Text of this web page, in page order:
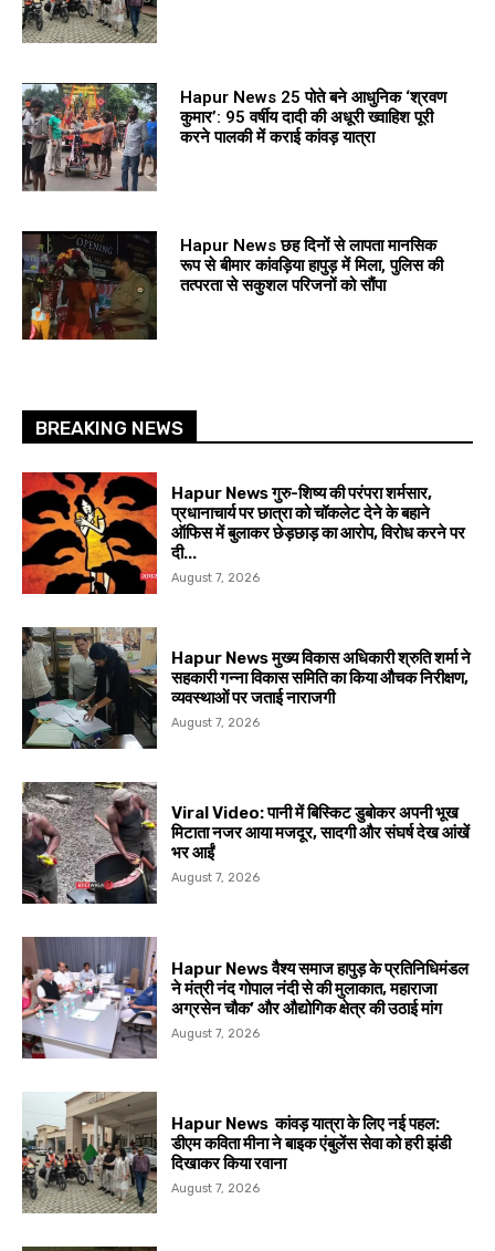
Hapur News 25 पोते बने आधुनिक ‘श्रवण
कुमार’: 95 वर्षीय दादी की अधूरी ख्वाहिश पूरी
करने पालकी में कराई कांवड़ यात्रा
Hapur News छह दिनों से लापता मानसिक
रूप से बीमार कांवड़िया हापुड़ में मिला, पुलिस की
तत्परता से सकुशल परिजनों को सौंपा
BREAKING NEWS
Hapur News गुरु-शिष्य की परंपरा शर्मसार,
प्रधानाचार्य पर छात्रा को चॉकलेट देने के बहाने
ऑफिस में बुलाकर छेड़छाड़ का आरोप, विरोध करने पर
दी...
August 7, 2026
Hapur News मुख्य विकास अधिकारी श्रुति शर्मा ने
सहकारी गन्ना विकास समिति का किया औचक निरीक्षण,
व्यवस्थाओं पर जताई नाराजगी
August 7, 2026
Viral Video: पानी में बिस्किट डुबोकर अपनी भूख
मिटाता नजर आया मजदूर, सादगी और संघर्ष देख आंखें
भर आईं
August 7, 2026
Hapur News वैश्य समाज हापुड़ के प्रतिनिधिमंडल
ने मंत्री नंद गोपाल नंदी से की मुलाकात, महाराजा
अग्रसेन चौक’ और औद्योगिक क्षेत्र की उठाई मांग
August 7, 2026
Hapur News कांवड़ यात्रा के लिए नई पहल:
डीएम कविता मीना ने बाइक एंबुलेंस सेवा को हरी झंडी
दिखाकर किया रवाना
August 7, 2026